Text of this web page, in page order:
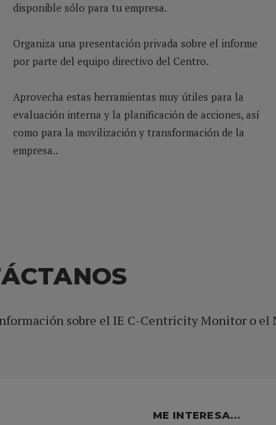
disponible sólo para tu empresa.
Organiza una presentación privada sobre el informe
por parte del equipo directivo del Centro.
Aprovecha estas herramientas muy útiles para la
evaluación interna y la planificación de acciones, así
como para la movilización y transformación de la
empresa..
sobre el IE C-Centricity Monitor o el
ME INTERESA…